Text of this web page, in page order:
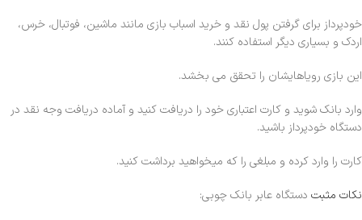
خودپرداز برای گرفتن پول نقد و خرید اسباب بازی مانند ماشین، فوتبال، خرس،
اردک و بسیاری دیگر استفاده کنند.
این بازی رویاهایشان را تحقق می بخشد.
وارد بانک شوید و کارت اعتباری خود را دریافت کنید و آماده دریافت وجه نقد در
دستگاه خودپرداز باشید.
کارت را وارد کرده و مبلغی را که میخواهید برداشت کنید.
نکات مثبت دستگاه عابر بانک چوبی: